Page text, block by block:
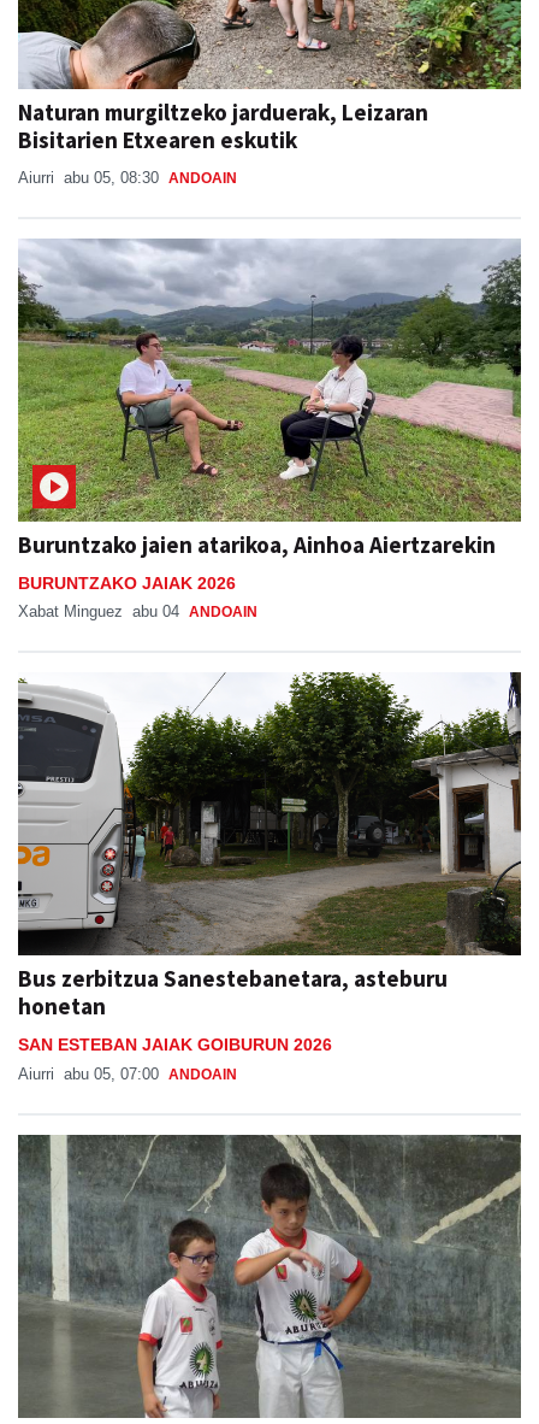
Naturan murgiltzeko jarduerak, Leizaran
Bisitarien Etxearen eskutik
Aiurri abu 05, 08:30 ANDOAIN
Buruntzako jaien atarikoa, Ainhoa Aiertzarekin
BURUNTZAKO JAIAK 2026
Xabat Minguez abu 04 ANDOAIN
Bus zerbitzua Sanestebanetara, asteburu
honetan
SAN ESTEBAN JAIAK GOIBURUN 2026
Aiurri abu 05, 07:00 ANDOAIN